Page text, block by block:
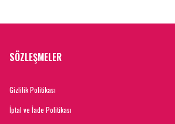
SÖZLEŞMELER
Gizlilik Politikası
İptal ve İade Politikası